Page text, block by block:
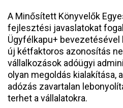
A Minősített Könyvelők
fejlesztési javaslatokat
Ügyfélkapu+ bevezetésével
új kétfaktoros azonosítás
vállalkozások adóügyi
olyan megoldás kialakítása,
adózás zavartalan
terhet a vállalatokra.